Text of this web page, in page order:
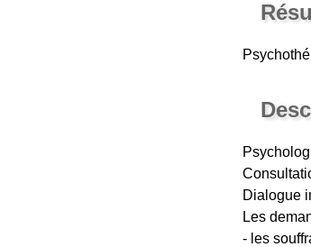
Dialogue
Les
- les